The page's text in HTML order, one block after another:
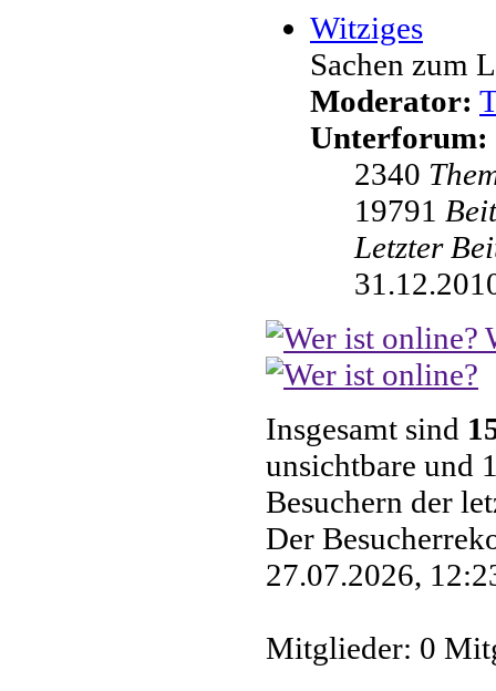
Witziges
Sachen zum
Moderator:
Unterforum:
2340
19791
Letzter
Insgesamt sind
unsichtbare und
Besuchern der
Der
27.07.2026,
Mitglieder: 0